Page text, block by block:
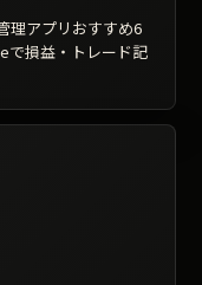
理アプリおすすめ6
で損益・トレード記